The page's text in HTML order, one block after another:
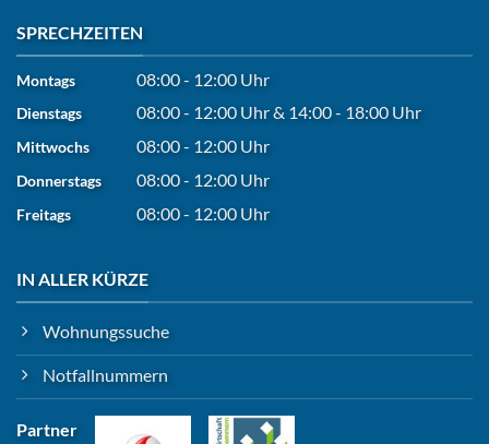
SPRECHZEITEN
Montags 08:00 - 12:00 Uhr
Dienstags 08:00 - 12:00 Uhr& 14:00 - 18:00 Uhr
Mittwochs 08:00 - 12:00 Uhr
Donnerstags 08:00 - 12:00 Uhr
Freitags 08:00 - 12:00 Uhr
IN ALLER KÜRZE
Wohnungssuche
Notfallnummern
Partner